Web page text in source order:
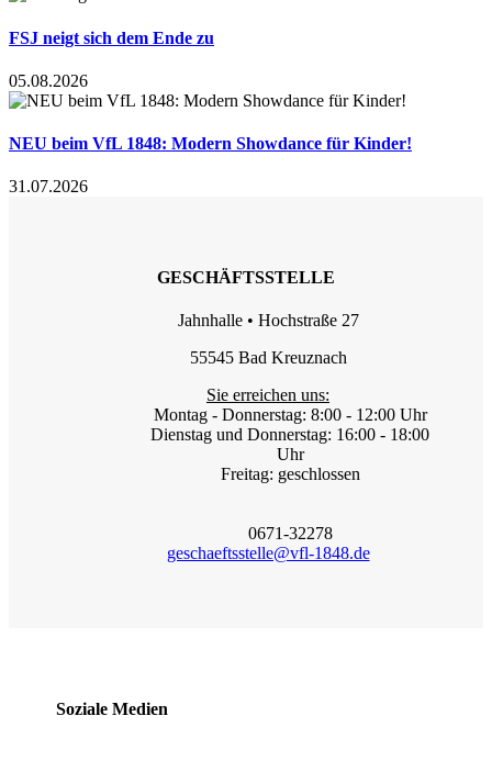
FSJ neigt sich dem Ende zu
05.08.2026
NEU beim VfL 1848: Modern Showdance für Kinder!
31.07.2026
GESCHÄFTSSTELLE
Jahnhalle • Hochstraße 27
55545 Bad Kreuznach
Sie erreichen uns:
Montag - Donnerstag: 8:00 - 12:00 Uhr
Dienstag und Donnerstag: 16:00 - 18:00
Uhr
Freitag: geschlossen
0671-32278
geschaeftsstelle@vfl-1848.de
Soziale Medien